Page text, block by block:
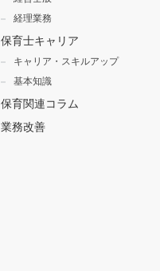
経理業務
保育士キャリア
キャリア・スキルアップ
基本知識
保育関連コラム
業務改善